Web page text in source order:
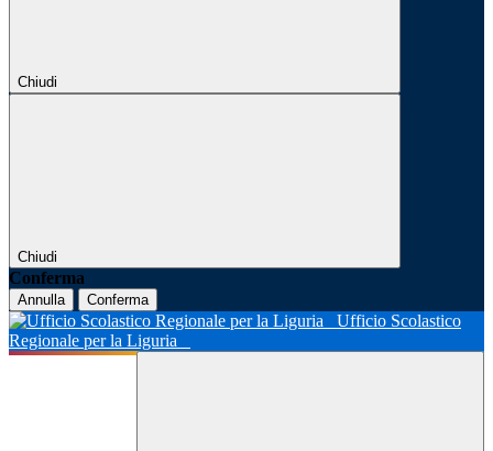
Chiudi
Chiudi
Conferma
Annulla Conferma
Ufficio Scolastico
Regionale per la Liguria